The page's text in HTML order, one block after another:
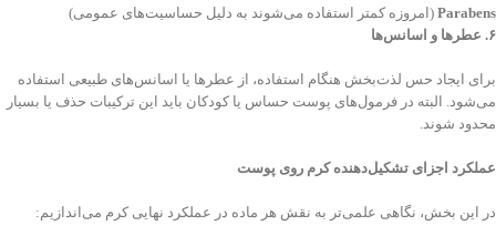
Parabens (امروزه کمتر استفاده می‌شوند به دلیل حساسیت‌های عمومی)
۶. عطرها و اسانس‌ها
برای ایجاد حس لذت‌بخش هنگام استفاده، از عطرها یا اسانس‌های طبیعی استفاده
می‌شود. البته در فرمول‌های پوست حساس یا کودکان باید این ترکیبات حذف یا بسیار
محدود شوند.
عملکرد اجزای تشکیل‌دهنده کرم روی پوست
در این بخش، نگاهی علمی‌تر به نقش هر ماده در عملکرد نهایی کرم می‌اندازیم: